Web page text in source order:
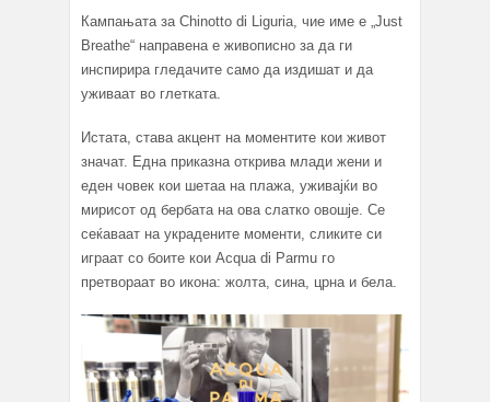
Кампањата за Chinotto di Liguria, чие име е „Just
Breathe“ направена е живописно за да ги
инспирира гледачите само да издишат и да
уживаат во глетката.
Истата, става акцент на моментите кои живот
значат. Една приказна открива млади жени и
еден човек кои шетаа на плажа, уживајќи во
мирисот од бербата на ова слатко овошје. Се
сеќаваат на украдените моменти, сликите си
играат со боите кои Acqua di Parmu го
претвораат во икона: жолта, сина, црна и бела.